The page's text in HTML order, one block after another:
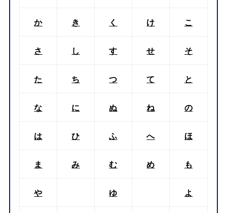
か き く け こ
さ し す せ そ
た ち つ て と
な に ぬ ね の
は ひ ふ へ ほ
ま み む め も
や ゆ よ